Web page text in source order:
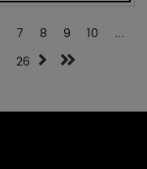
7 8 9 10 ...
26